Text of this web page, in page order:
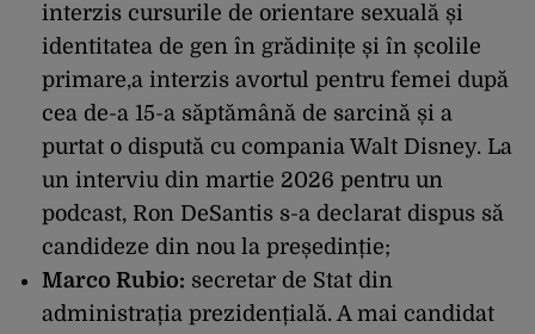
interzis cursurile de orientare sexuală și
identitatea de gen în grădinițe și în școlile
primare,a interzis avortul pentru femei după
cea de-a 15-a săptămână de sarcină și a
purtat o dispută cu compania Walt Disney. La
un interviu din martie 2026 pentru un
podcast, Ron DeSantis s-a declarat dispus să
candideze din nou la președinție;
Marco Rubio: secretar de Stat din
administrația prezidențială. A mai candidat